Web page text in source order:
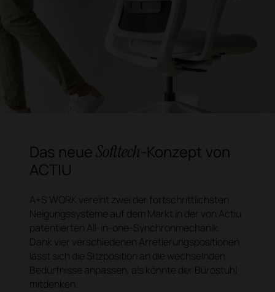
Das neueSofttech-Konzept von
ACTIU
A+S WORK vereint zwei der fortschrittlichsten
Neigungssysteme auf dem Markt in der von Actiu
patentierten All-in-one-Synchronmechanik.
Dank vier verschiedenen Arretierungspositionen
lässt sich die Sitzposition an die wechselnden
Bedürfnisse anpassen, als könnte der Bürostuhl
mitdenken